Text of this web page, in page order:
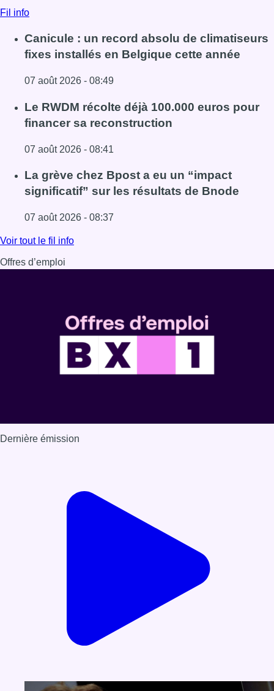
Fil info
Canicule : un record absolu de climatiseurs
fixes installés en Belgique cette année
07 août 2026 - 08:49
Lire l'article Canicule : un record absolu de climatiseurs
Le RWDM récolte déjà 100.000 euros pour
financer sa reconstruction
07 août 2026 - 08:41
Lire l'article Le RWDM récolte déjà 100.000 euros pour
La grève chez Bpost a eu un “impact
significatif” sur les résultats de Bnode
07 août 2026 - 08:37
Lire l'article La grève chez Bpost a eu un “impact
Voir tout le fil info
Offres d’emploi
Dernière émission